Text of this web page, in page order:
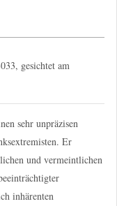
gesichtet am
sehr unpräzisen
Er
und vermeintlichen
inhärenten